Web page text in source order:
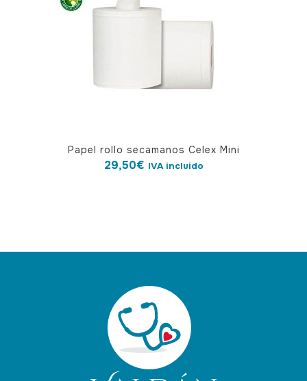
Papel rollo secamanos Celex Mini
29,50€ IVA incluido